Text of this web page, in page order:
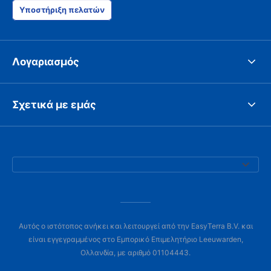
Υποστήριξη πελατών
Λογαριασμός
Σχετικά με εμάς
Αυτός ο ιστότοπος ανήκει και λειτουργεί από την EasyTerra B.V. και
είναι εγγεγραμμένος στο Εμπορικό Επιμελητήριο Leeuwarden,
Ολλανδία, με αριθμό 01104443.